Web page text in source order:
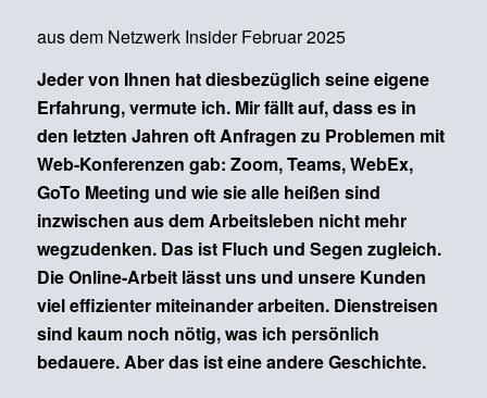
aus dem Netzwerk Insider Februar 2025
Jeder von Ihnen hat diesbezüglich seine eigene
Erfahrung, vermute ich. Mir fällt auf, dass es in
den letzten Jahren oft Anfragen zu Problemen mit
Web-Konferenzen gab: Zoom, Teams, WebEx,
GoTo Meeting und wie sie alle heißen sind
inzwischen aus dem Arbeitsleben nicht mehr
wegzudenken. Das ist Fluch und Segen zugleich.
Die Online-Arbeit lässt uns und unsere Kunden
viel effizienter miteinander arbeiten. Dienstreisen
sind kaum noch nötig, was ich persönlich
bedauere. Aber das ist eine andere Geschichte.